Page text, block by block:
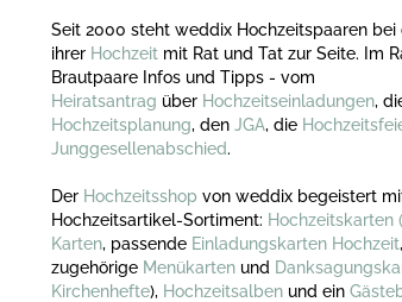
Seit 2000 steht weddix Hochzeitspaaren bei
ihrer Hochzeit mit Rat und Tat zur Seite. Im
Brautpaare Infos und Tipps - vom
Heiratsantrag über Hochzeitseinladungen,
Hochzeitsplanung, den JGA, die
Junggesellenabschied.
Der Hochzeitsshop von weddix begeistert
Hochzeitsartikel-Sortiment: Hochzeitskarten
Karten, passende Einladungskarten Hochzeit,
zugehörige Menükarten und
Kirchenhefte), Hochzeitsalben und ein